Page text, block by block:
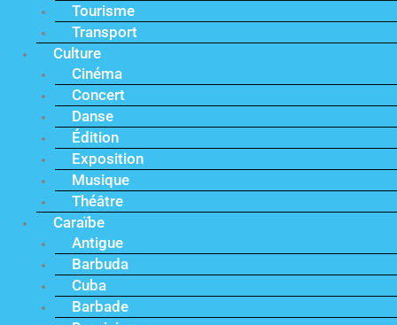
Tourisme
Transport
Culture
Cinéma
Concert
Danse
Édition
Exposition
Musique
Théâtre
Caraïbe
Antigue
Barbuda
Cuba
Barbade